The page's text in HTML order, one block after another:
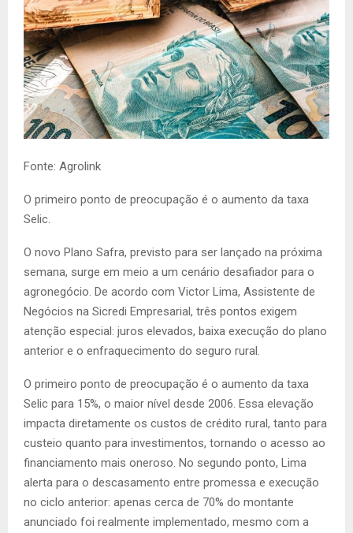
Fonte: Agrolink
O primeiro ponto de preocupação é o aumento da taxa
Selic.
O novo Plano Safra, previsto para ser lançado na próxima
semana, surge em meio a um cenário desafiador para o
agronegócio. De acordo com Victor Lima, Assistente de
Negócios na Sicredi Empresarial, três pontos exigem
atenção especial: juros elevados, baixa execução do plano
anterior e o enfraquecimento do seguro rural.
O primeiro ponto de preocupação é o aumento da taxa
Selic para 15%, o maior nível desde 2006. Essa elevação
impacta diretamente os custos de crédito rural, tanto para
custeio quanto para investimentos, tornando o acesso ao
financiamento mais oneroso. No segundo ponto, Lima
alerta para o descasamento entre promessa e execução
no ciclo anterior: apenas cerca de 70% do montante
anunciado foi realmente implementado, mesmo com a